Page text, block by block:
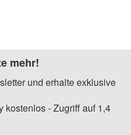
mehr!
und erhalte exklusive
kostenlos - Zugriff auf 1,4